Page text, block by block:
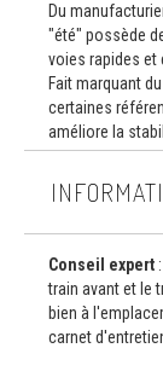
Du
"été" possède
voies rapides et
Fait marquant
certaines
améliore la
Conseil expert
train avant et le
bien à
carnet